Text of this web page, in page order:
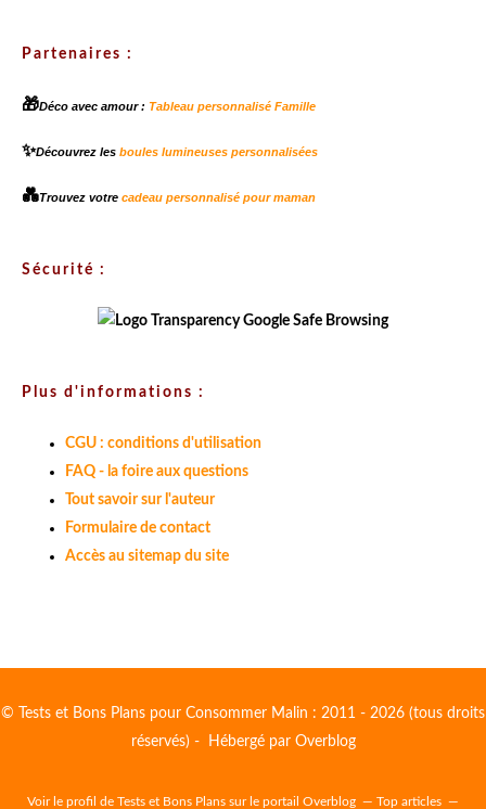
Partenaires :
🎁Déco avec amour : Tableau personnalisé Famille
✨Découvrez les boules lumineuses personnalisées
💑Trouvez votre cadeau personnalisé pour maman
Sécurité :
Plus d'informations :
CGU : conditions d'utilisation
FAQ - la foire aux questions
Tout savoir sur l'auteur
Formulaire de contact
Accès au sitemap du site
© Tests et Bons Plans pour Consommer Malin : 2011 - 2026 (tous droits
réservés) - Hébergé par Overblog
Voir le profil de Tests et Bons Plans sur le portail Overblog Top articles